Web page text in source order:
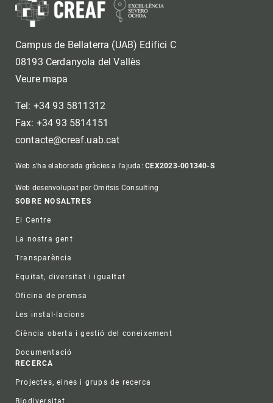
Campus de Bellaterra (UAB) Edifici C
08193 Cerdanyola del Vallès
Veure mapa
Tel: +34 93 5811312
Fax: +34 93 5814151
contacte@creaf.uab.cat
Web s'ha elaborada gràcies a l'ajuda:CEX2023-001340-S
Web desenvolupat per Omitsis Consulting
Footer
SOBRE NOSALTRES
El Centre
La nostra gent
Transparència
Equitat, diversitat i igualtat
Oficina de premsa
Les instal·lacions
Ciència oberta i gestió del coneixement
Documentació
RECERCA
Projectes, eines i grups de recerca